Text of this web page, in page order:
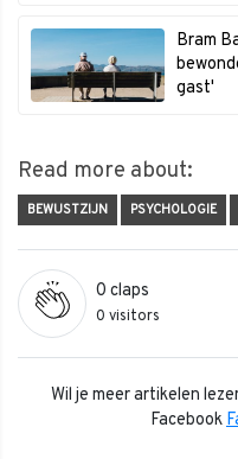
Bram
gast'
Read more about:
BEWUSTZIJN PSYCHOLOGIE
0 claps
0 visitors
Wil je meer artikelen
Facebook